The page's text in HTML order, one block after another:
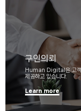
구인의뢰
Human Digital은 고객
제공하고 있습니다.
Learn more